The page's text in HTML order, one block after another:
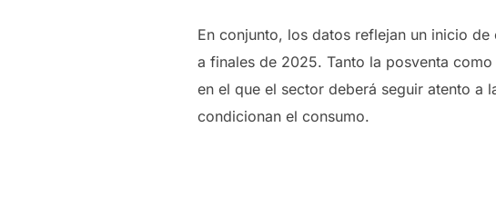
En conjunto, los datos reflejan un inicio
a finales de 2025. Tanto la posventa
en el que el sector deberá seguir atento a
condicionan el consumo.